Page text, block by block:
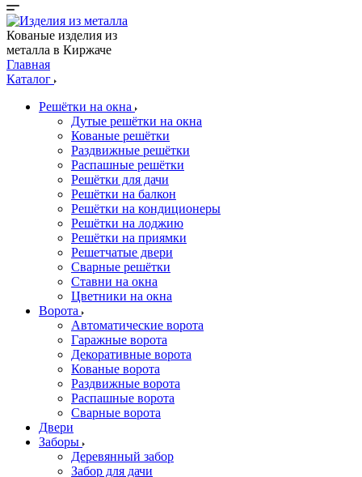
Кованые изделия из
металла в Киржаче
Главная
Каталог
Решётки на окна
Дутые решётки на окна
Кованые решётки
Раздвижные решётки
Распашные решётки
Решётки для дачи
Решётки на балкон
Решётки на кондиционеры
Решётки на лоджию
Решётки на приямки
Решетчатые двери
Сварные решётки
Ставни на окна
Цветники на окна
Ворота
Автоматические ворота
Гаражные ворота
Декоративные ворота
Кованые ворота
Раздвижные ворота
Распашные ворота
Сварные ворота
Двери
Заборы
Деревянный забор
Забор для дачи